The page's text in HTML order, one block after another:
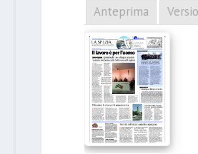
Anteprima